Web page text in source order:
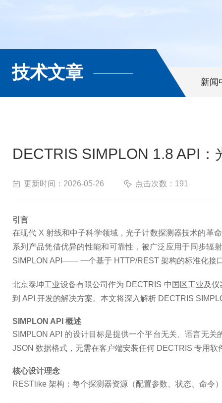
技术文章 新闻
DECTRIS SIMPLON 1.8 API
更新时间：2026-05-26 点击次数：191
引言
在现代 X 射线和中子科学领域，光子计数探测器技术的革
系列产品凭借优异的性能和可靠性，被广泛应用于同步辐
SIMPLON API—— 一个基于 HTTP/REST 架构的标准化接
北京泰坤工业设备有限公司作为 DECTRIS 中国区工业及
到 API 开发的解决方案。本文将深入解析 DECTRIS
SIMPLON API 概述
SIMPLON API 的设计目标是提供一个平台无关、语言无关
JSON 数据格式，无需在客户端安装任何 DECTRIS 专用
核心设计理念
RESTlike 架构 ：每个探测器资源（配置参数、状态、命令